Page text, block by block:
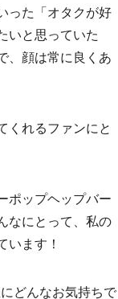
った「オタクが好
いと思っていた
、顔は常に良くあ
れるファンにと
ポップヘップバー
なにとって、私の
ます！
どんなお気持ちで